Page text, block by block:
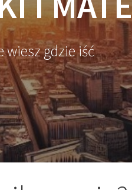
wiesz gdzie iść